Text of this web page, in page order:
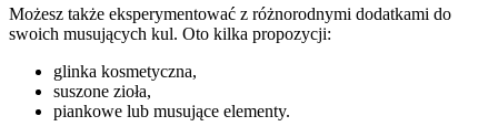
Możesz także eksperymentować z różnorodnymi dodatkami do
swoich musujących kul. Oto kilka propozycji:
glinka kosmetyczna,
suszone zioła,
piankowe lub musujące elementy.